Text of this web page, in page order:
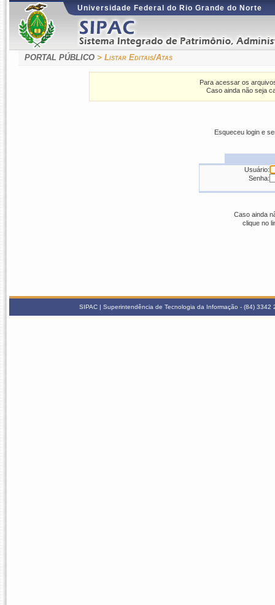
Universidade Federal do Rio Grande do Norte
PORTAL PÚBLICO > Listar Editais/Atas
Para acessar os
Caso ainda não seja
Esqueceu login e
Usuário:
Senha:
Caso ainda
clique no
SIPAC | Superintendência de Tecnologia da Informação - (84)